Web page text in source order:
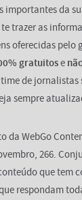
importantes da
trazer as
oferecidas pelo
gratuitose
de
sempre
da WebGo
266.
que tem
respondam